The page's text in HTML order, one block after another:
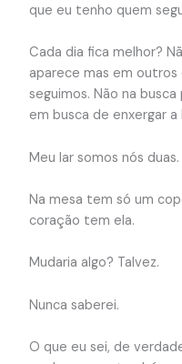
que eu tenho quem
Cada dia fica melhor?
aparece mas em outros
seguimos. Não na
em busca de enxergar
Meu lar somos nós duas.
Na mesa tem só um
coração tem ela.
Mudaria algo? Talvez.
Nunca saberei.
O que eu sei, de